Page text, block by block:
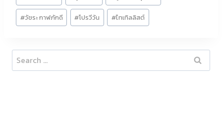
#วัชระ กาฬภักดี #โปรวีวัน #ไทเทิลลิสต์
Search
for: